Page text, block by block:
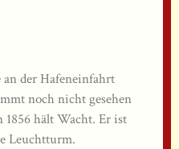
der Hafeneinfahrt
noch nicht gesehen
hält Wacht. Er ist
Leuchtturm.